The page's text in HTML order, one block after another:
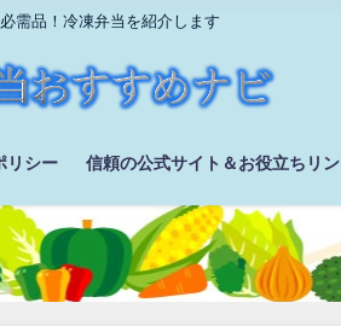
需品！冷凍弁当を紹介します
リシー 信頼の公式サイト＆お役立ちリ